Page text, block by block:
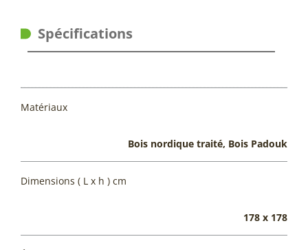
Spécifications
Matériaux
Bois nordique traité, Bois Padouk
Dimensions ( L x h ) cm
178 x 178